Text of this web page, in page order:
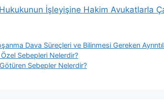
İşleyişine Hakim Avukatlarla
Dava Süreçleri ve Bilinmesi Gereken
Özel Sebepleri Nelerdir?
Sebepler Nelerdir?